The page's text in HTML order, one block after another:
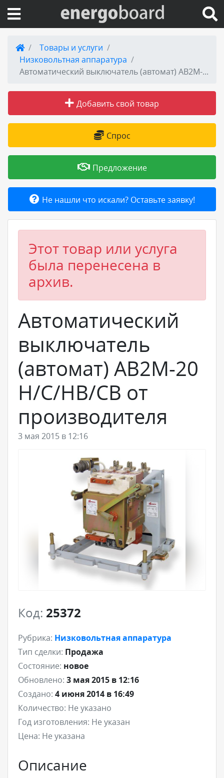
Вход на сайт
Поиск по сайту
Публикации
Справка
Товары и услуги
Добавить товар или услугу
Товары и услуги
Низковольтная аппаратура
Автоматический выключатель (автомат) АВ2М-20 Н/С/НВ/СВ от производителя
Добавить свой товар
Спрос
Предложение
Не нашли что искали? Оставьте заявку!
Этот товар или услуга
была перенесена в
архив.
Автоматический
выключатель
(автомат) АВ2М-20
Н/С/НВ/СВ от
производителя
3 мая 2015 в 12:16
Код: 25372
Рубрика: Низковольтная аппаратура
Тип сделки: Продажа
Состояние: новое
Обновлено: 3 мая 2015 в 12:16
Создано: 4 июня 2014 в 16:49
Количество: Не указано
Год изготовления: Не указан
Цена: Не указана
Описание